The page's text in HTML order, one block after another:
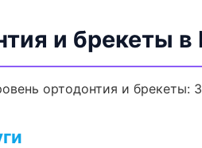
и брекеты
ортодонтия и брекеты: